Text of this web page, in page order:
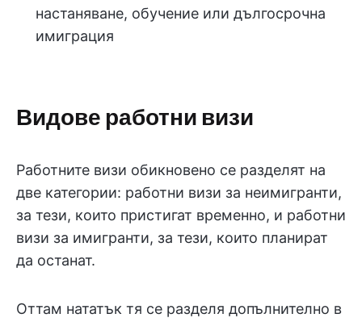
настаняване, обучение или дългосрочна
имиграция
Видове работни визи
Работните визи обикновено се разделят на
две категории: работни визи за неимигранти,
за тези, които пристигат временно, и работни
визи за имигранти, за тези, които планират
да останат.
Оттам нататък тя се разделя допълнително в